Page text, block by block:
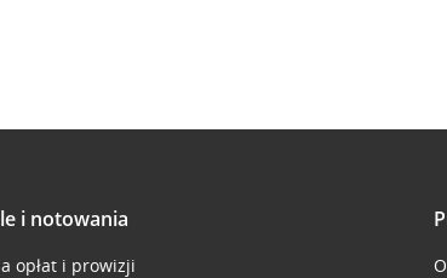
i notowania
opłat i prowizji